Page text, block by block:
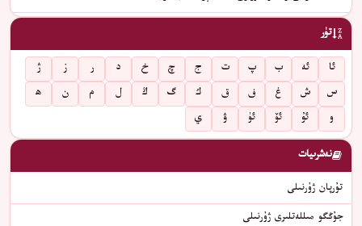
تۈر
ئا ئە ب پ ت ج چ خ د ر ز
ژ
س
ش غ ف ق ك گ ڭ ل م ن
ھ
و
ئۇ ئۆ ئۈ ۋ ي
نەشرىيات
تۇرپان ژۇرنىلى
جۇڭگو مىللەتلىرى ژۇرنىلى